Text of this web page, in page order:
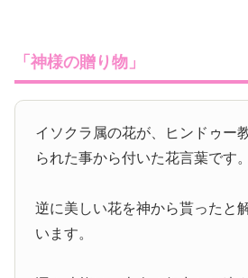
「神様の贈り物」
イソクラ属の花が、ヒンドゥー
られた事から付いた花言葉です。
逆に美しい花を神から貰ったと
います。